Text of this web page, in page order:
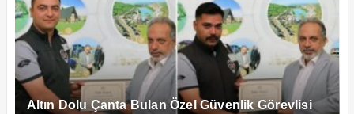
Altın Dolu Çanta Bulan Özel Güvenlik Görevlisi